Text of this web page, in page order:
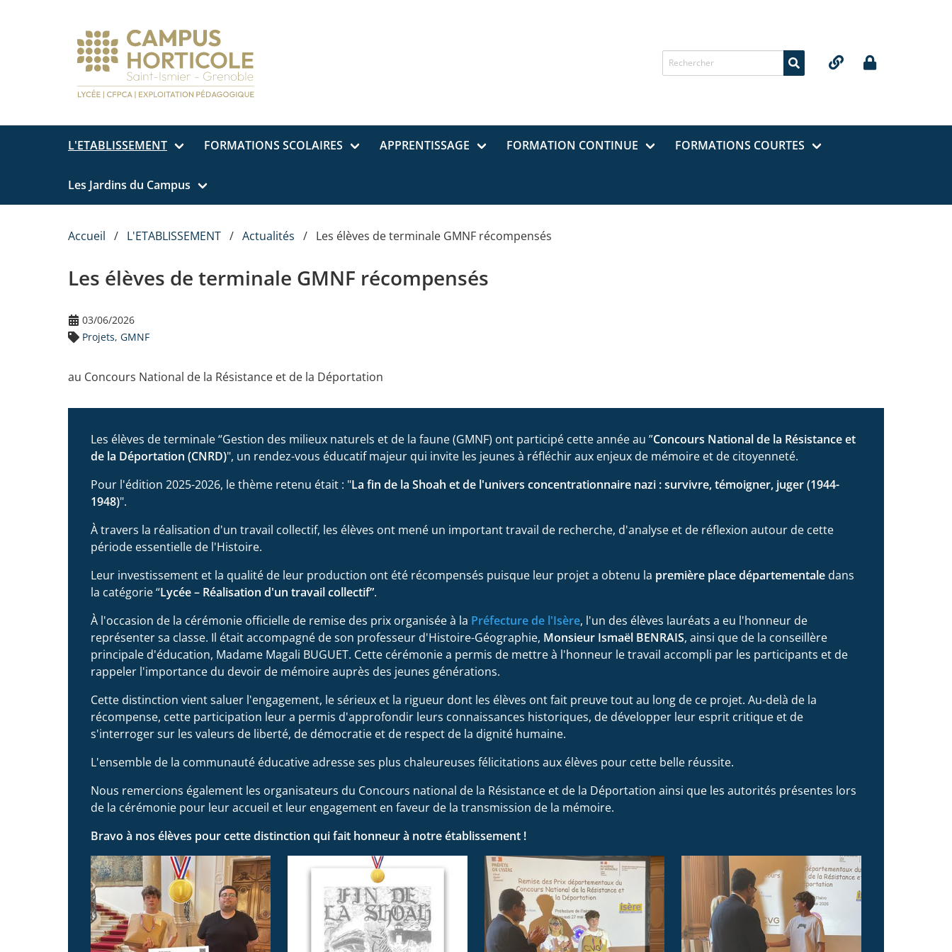
Recherche de
L'ETABLISSEMENT FORMATIONS SCOLAIRES APPRENTISSAGE FORMATION CONTINUE FORMATIONS COURTES
Les Jardins du Campus
Accueil L'ETABLISSEMENT Actualités Les élèves de terminale GMNF récompensés
Les élèves de terminale GMNF récompensés
03/06/2026
Projets, GMNF
au Concours National de la Résistance et de la Déportation
Les élèves de terminale “Gestion des milieux naturels et de la faune (GMNF) ont participé cette année au ”Concours National de la Résistance et
de la Déportation (CNRD)", un rendez-vous éducatif majeur qui invite les jeunes à réfléchir aux enjeux de mémoire et de citoyenneté.
Pour l'édition 2025-2026, le thème retenu était : "La fin de la Shoah et de l'univers concentrationnaire nazi : survivre, témoigner, juger (1944-
1948)".
À travers la réalisation d'un travail collectif, les élèves ont mené un important travail de recherche, d'analyse et de réflexion autour de cette
période essentielle de l'Histoire.
Leur investissement et la qualité de leur production ont été récompensés puisque leur projet a obtenu la première place départementale dans
la catégorie “Lycée – Réalisation d'un travail collectif”.
À l'occasion de la cérémonie officielle de remise des prix organisée à la Préfecture de l'Isère, l'un des élèves lauréats a eu l'honneur de
représenter sa classe. Il était accompagné de son professeur d'Histoire-Géographie, Monsieur Ismaël BENRAIS, ainsi que de la conseillère
principale d'éducation, Madame Magali BUGUET. Cette cérémonie a permis de mettre à l'honneur le travail accompli par les participants et de
rappeler l'importance du devoir de mémoire auprès des jeunes générations.
Cette distinction vient saluer l'engagement, le sérieux et la rigueur dont les élèves ont fait preuve tout au long de ce projet. Au-delà de la
récompense, cette participation leur a permis d'approfondir leurs connaissances historiques, de développer leur esprit critique et de
s'interroger sur les valeurs de liberté, de démocratie et de respect de la dignité humaine.
L'ensemble de la communauté éducative adresse ses plus chaleureuses félicitations aux élèves pour cette belle réussite.
Nous remercions également les organisateurs du Concours national de la Résistance et de la Déportation ainsi que les autorités présentes lors
de la cérémonie pour leur accueil et leur engagement en faveur de la transmission de la mémoire.
Bravo à nos élèves pour cette distinction qui fait honneur à notre établissement !